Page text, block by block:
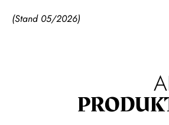
(Stand 05/2026)